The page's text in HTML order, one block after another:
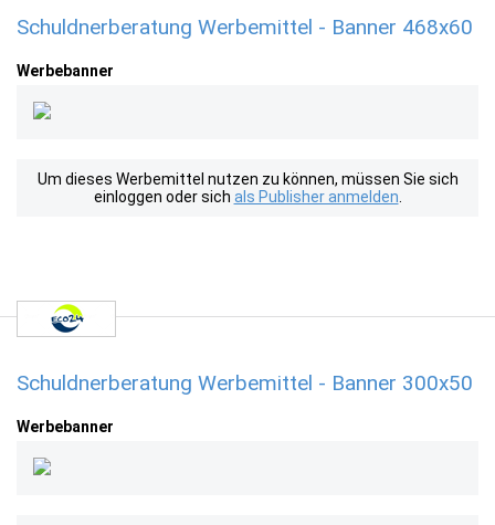
Schuldnerberatung Werbemittel - Banner 468x60
Werbebanner
Um dieses Werbemittel nutzen zu können, müssen Sie sich
einloggen oder sich als Publisher anmelden
Schuldnerberatung Werbemittel - Banner 300x50
Werbebanner